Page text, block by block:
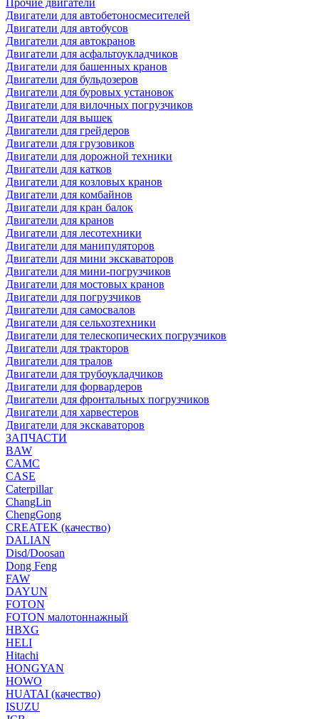
Прочие двигатели
Двигатели для автобетоносмесителей
Двигатели для автобусов
Двигатели для автокранов
Двигатели для асфальтоукладчиков
Двигатели для башенных кранов
Двигатели для бульдозеров
Двигатели для буровых установок
Двигатели для вилочных погрузчиков
Двигатели для вышек
Двигатели для грейдеров
Двигатели для грузовиков
Двигатели для дорожной техники
Двигатели для катков
Двигатели для козловых кранов
Двигатели для комбайнов
Двигатели для кран балок
Двигатели для кранов
Двигатели для лесотехники
Двигатели для манипуляторов
Двигатели для мини экскаваторов
Двигатели для мини-погрузчиков
Двигатели для мостовых кранов
Двигатели для погрузчиков
Двигатели для самосвалов
Двигатели для сельхозтехники
Двигатели для телескопических погрузчиков
Двигатели для тракторов
Двигатели для тралов
Двигатели для трубоукладчиков
Двигатели для форвардеров
Двигатели для фронтальных погрузчиков
Двигатели для харвестеров
Двигатели для экскаваторов
ЗАПЧАСТИ
BAW
CAMC
CASE
Caterpillar
ChangLin
ChengGong
CREATEK (качество)
DALIAN
Disd/Doosan
Dong Feng
FAW
DAYUN
FOTON
FOTON малотоннажный
HBXG
HELI
Hitachi
HONGYAN
HOWO
HUATAI (качество)
ISUZU